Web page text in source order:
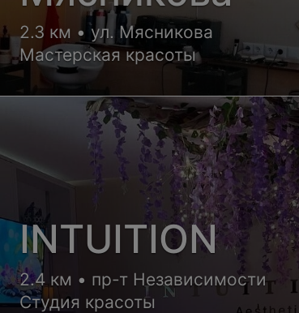
2.3 км • ул. Мясникова
Мастерская красоты
INTUITION
2.4 км • пр-т Независимости
Студия красоты